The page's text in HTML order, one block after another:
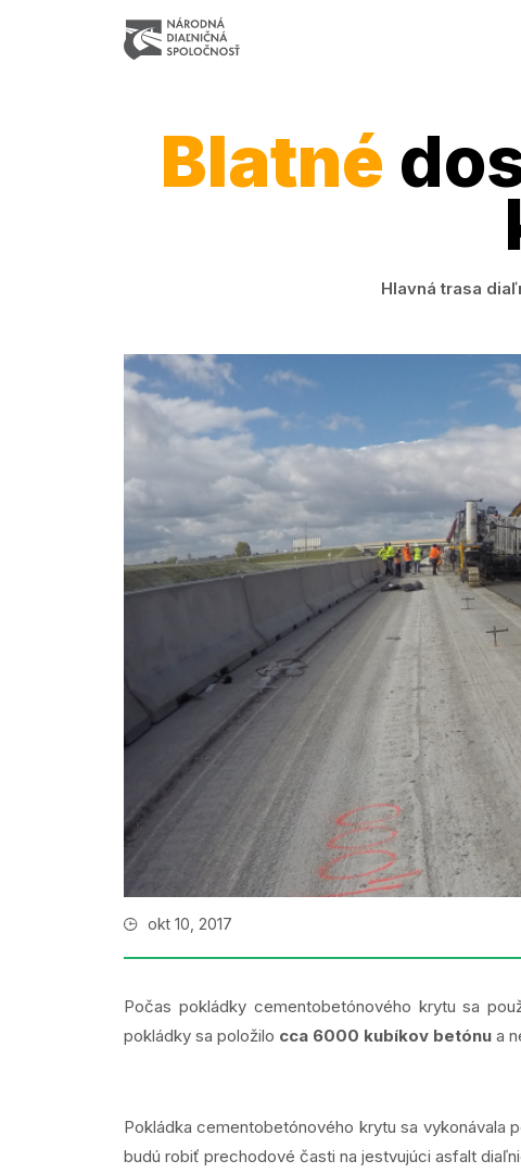
Blatné
Hlavná trasa
okt 10, 2017
Počas pokládky cementobetónového krytu sa
pokládky sa položilo cca 6000 kubíkov betónu a
Pokládka cementobetónového krytu sa vykonávala
budú robiť prechodové časti na jestvujúci asfalt